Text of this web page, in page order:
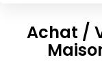
Sélectionnez...
Type de bien
Achat /